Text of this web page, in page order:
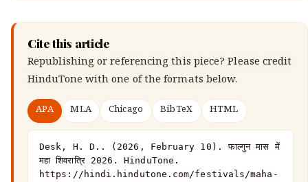
Cite this article
Republishing or referencing this piece? Please credit
HinduTone with one of the formats below.
APA MLA Chicago BibTeX HTML
Desk, H. D.. (2026, February 10). फाल्गुन मास में
महा शिवरात्रि 2026. HinduTone.
https://hindi.hindutone.com/festivals/maha-